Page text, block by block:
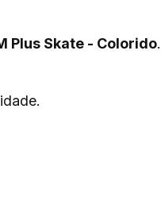
Plus Skate - Colorido